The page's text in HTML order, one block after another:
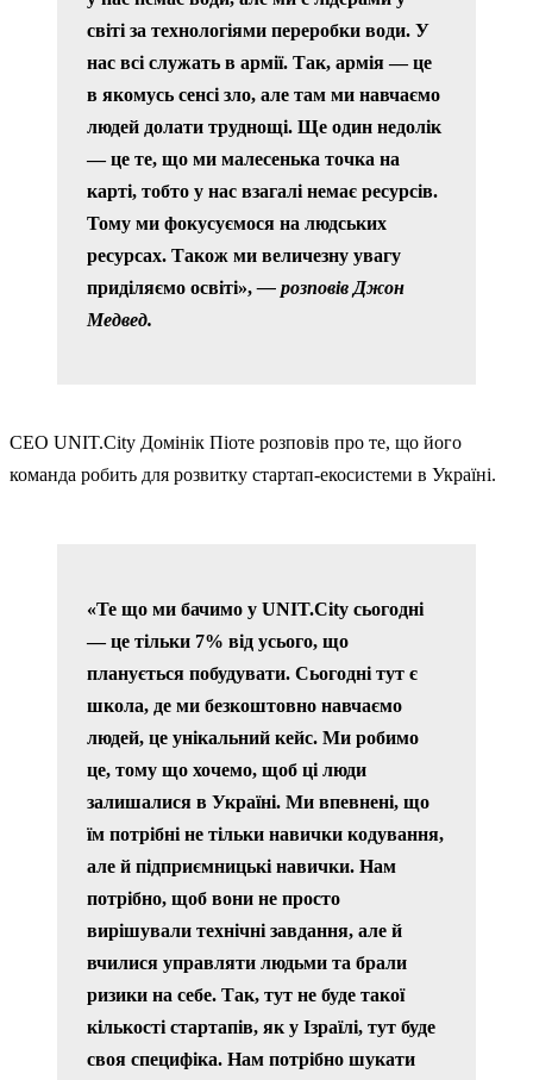
світі за технологіями переробки води. У
нас всі служать в армії. Так, армія — це
в якомусь сенсі зло, але там ми навчаємо
людей долати труднощі. Ще один недолік
— це те, що ми малесенька точка на
карті, тобто у нас взагалі немає ресурсів.
Тому ми фокусуємося на людських
ресурсах. Також ми величезну увагу
приділяємо освіті»,— розповів Джон
Медвед.
CEO UNIT.City Домінік Піоте розповів про те, що його
команда робить для розвитку стартап-екосистеми в Україні.
«Те що ми бачимо у UNIT.City сьогодні
— це тільки 7% від усього, що
планується побудувати. Сьогодні тут є
школа, де ми безкоштовно навчаємо
людей, це унікальний кейс. Ми робимо
це, тому що хочемо, щоб ці люди
залишалися в Україні. Ми впевнені, що
їм потрібні не тільки навички кодування,
але й підприємницькі навички. Нам
потрібно, щоб вони не просто
вирішували технічні завдання, але й
вчилися управляти людьми та брали
ризики на себе. Так, тут не буде такої
кількості стартапів, як у Ізраїлі, тут буде
своя специфіка. Нам потрібно шукати